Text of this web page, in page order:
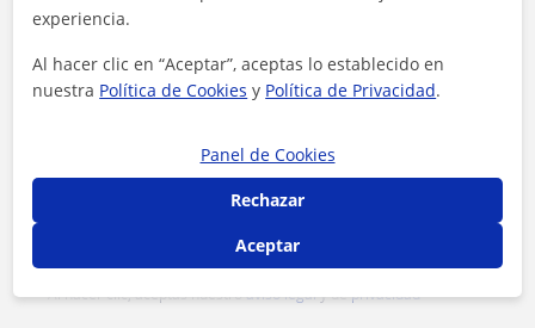
Al hacer clic, aceptas nuestroaviso legaly deprivacidad
experiencia.
Al hacer clic en “Aceptar”, aceptas lo establecido en
nuestra Política de Cookies y Política de Privacidad.
Panel de Cookies
Rechazar
Aceptar